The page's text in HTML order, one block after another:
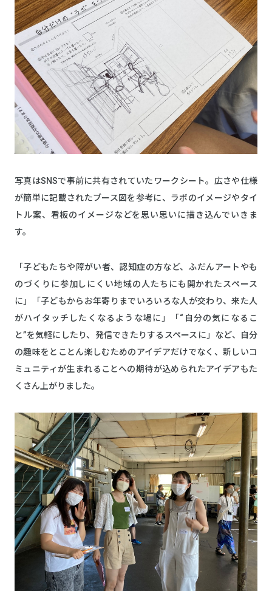
写真はSNSで事前に共有されていたワークシート。広さや仕様
が簡単に記載されたブース図を参考に、ラボのイメージやタイ
トル案、看板のイメージなどを思い思いに描き込んでいきま
す。
「子どもたちや障がい者、認知症の方など、ふだんアートやも
のづくりに参加しにくい地域の人たちにも開かれたスペース
に」「子どもからお年寄りまでいろいろな人が交わり、来た人
がハイタッチしたくなるような場に」「“自分の気になるこ
と”を気軽にしたり、発信できたりするスペースに」など、自分
の趣味をとことん楽しむためのアイデアだけでなく、新しいコ
ミュニティが生まれることへの期待が込められたアイデアもた
くさん上がりました。